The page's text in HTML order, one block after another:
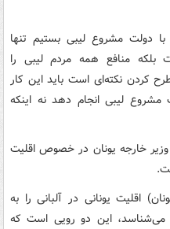
دولت مشروع لیبی بستیم تنها
منافع همه مردم لیبی را
کردن نکته‌ای است باید این کار
لیبی انجام دهد نه اینکه
خارجه یونان در خصوص اقلیت
اقلیت یونانی در آلبانی را به
می‌شناسد، این دو رویی است که